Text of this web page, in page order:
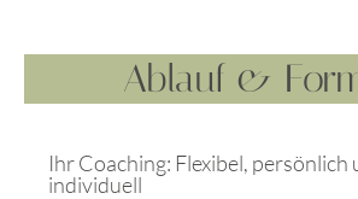
Ablauf &
Ihr Coaching: Flexibel, persönlich
individuell